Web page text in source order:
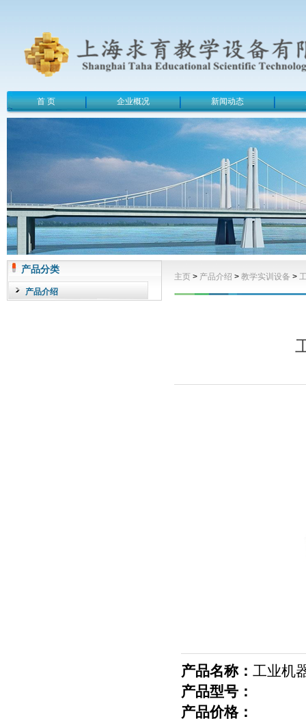
首 页 企业概况 新闻动态
产品分类
产品介绍
主页 > 产品介绍 > 教学实训设备 >
产品名称： 工业机
产品型号：
产品价格：